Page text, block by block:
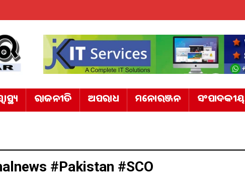
ରାଜନୀତି ଅପରାଧ ମନୋରଞ୍ଜନ ସଂପାଦକୀୟ
#Pakistan #SCO